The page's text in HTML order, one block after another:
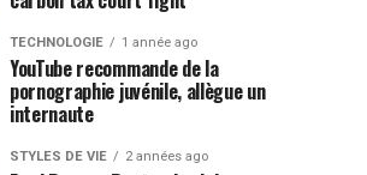
TECHNOLOGIE 1 année ago
YouTube recommande de la
pornographie juvénile, allègue un
internaute
STYLES DE VIE 2 années ago